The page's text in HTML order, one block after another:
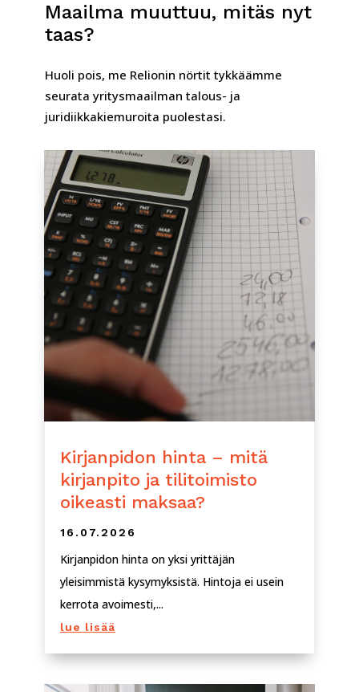
Maailma muuttuu, mitäs nyt
taas?
Huoli pois, me Relionin nörtit tykkäämme
seurata yritysmaailman talous- ja
juridiikkakiemuroita puolestasi.
Kirjanpidon hinta – mitä
kirjanpito ja tilitoimisto
oikeasti maksaa?
16.07.2026
Kirjanpidon hinta on yksi yrittäjän
yleisimmistä kysymyksistä. Hintoja ei usein
kerrota avoimesti,...
lue lisää